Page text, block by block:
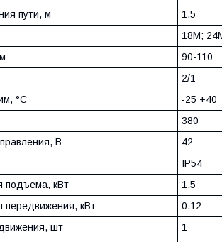
пути, м
1.5
18М;
90-110
2/1
°С
-25 +40
380
В
42
IP54
подъема, кВт
1.5
передвижения, кВт
0.12
шт
1